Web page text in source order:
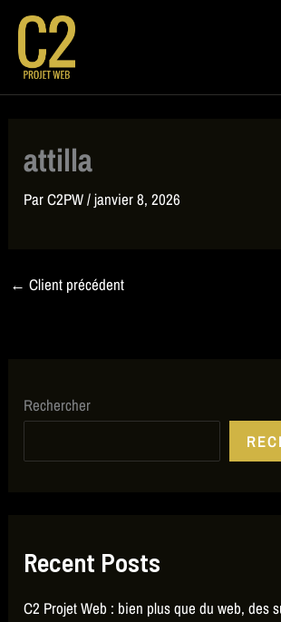
contenu
attilla
ParC2PW/janvier 8, 2026
← Client précédent
Rechercher
Recent Posts
C2 Projet Web : bien plus que du web, des